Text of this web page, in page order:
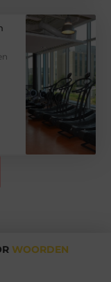
WOORDEN